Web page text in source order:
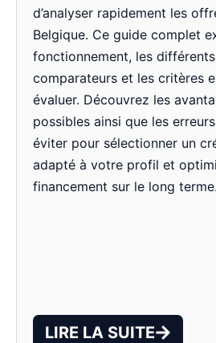
d’analyser rapidement les
Belgique. Ce guide complet
fonctionnement, les
comparateurs et les critères
évaluer. Découvrez les
possibles ainsi que les
éviter pour sélectionner un
adapté à votre profil et
financement sur le long terme.
LIRE LA SUITE